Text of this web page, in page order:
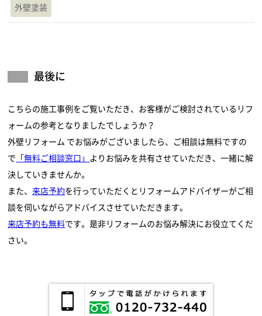
外壁塗装
最後に
こちらの施工事例をご覧いただき、お客様がご検討されているリフ
ォームの参考となりましたでしょうか？
外壁リフォーム でお悩みがございましたら、ご相談は無料ですの
で
「無料ご相談窓口」
よりお悩みを共有させていただき、一緒に解
決していきませんか。
また、来店予約を行っていただくとリフォームアドバイザーがご相
談を伺いながらアドバイスさせていただきます。
来店予約も無料です。是非リフォームのお悩み解決にお役立てくだ
さい。